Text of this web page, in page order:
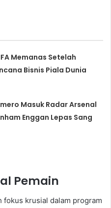
Memanas Setelah
Bisnis Piala Dunia
Masuk Radar Arsenal
Enggan Lepas Sang
Pemain
fokus krusial dalam program